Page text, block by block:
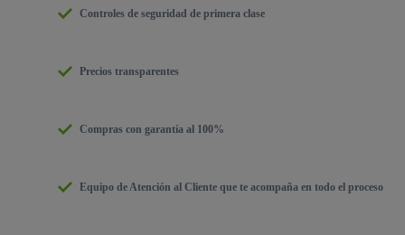
Controles de seguridad de primera clase
Precios transparentes
Compras con garantía al 100%
Equipo de Atención al Cliente que te acompaña en todo el proceso